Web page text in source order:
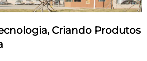
Criando Produtos